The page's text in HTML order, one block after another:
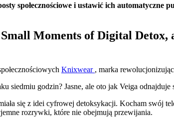
społecznościowe i ustawić ich automatyczne
Moments of Digital
Knixwear , marka
siedmiu godzin? Jasne, ale oto jak Veiga
się z idei cyfrowej detoksykacji. Kocham swój
rozrywki, które nie obejmują przewijania.